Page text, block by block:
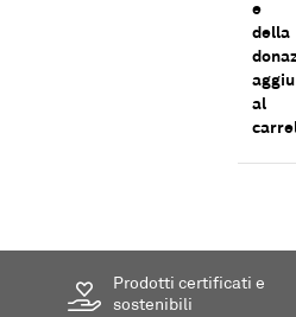
e
della
al
Prodotti certificati e
sostenibili